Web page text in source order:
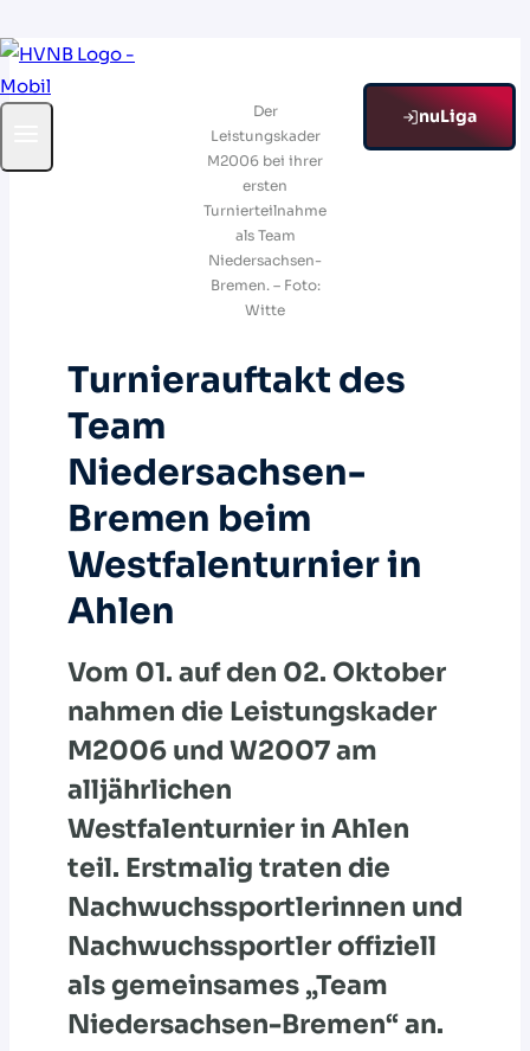
Zum
Inhalt
nuLiga
Der
Leistungskader
M2006 bei ihrer
ersten
Turnierteilnahme
als Team
Niedersachsen-
Bremen. – Foto:
Witte
Turnierauftakt des
Team
Niedersachsen-
Bremen beim
Westfalenturnier in
Ahlen
Vom 01. auf den 02. Oktober
nahmen die Leistungskader
M2006 und W2007 am
alljährlichen
Westfalenturnier in Ahlen
teil. Erstmalig traten die
Nachwuchssportlerinnen und
Nachwuchssportler offiziell
als gemeinsames „Team
Niedersachsen-Bremen“ an.